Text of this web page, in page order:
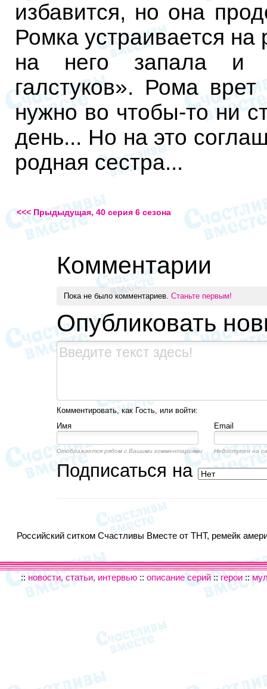
избавится, но она
Ромка устраивается
на него запала и
галстуков». Рома
нужно во чтобы-то ни
день... Но на это
родная сестра...
<<< Прыдыдущая, 40 серия 6 сезона
Комментарии
Пока не было комментариев. Станьте первым!
Опубликовать
Комментировать, как Гость, или войти:
Имя
Email
Отображается рядом с Вашими комментариями Недоступен на
Подписаться на
Российский ситком Счастливы Вместе от ТНТ, ремейк
::новости, статьи, интервью :: описание серий::герои::